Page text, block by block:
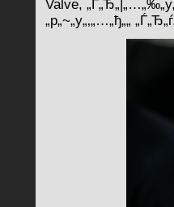
Valve,
„p„~„y„‚„…„ђ„„